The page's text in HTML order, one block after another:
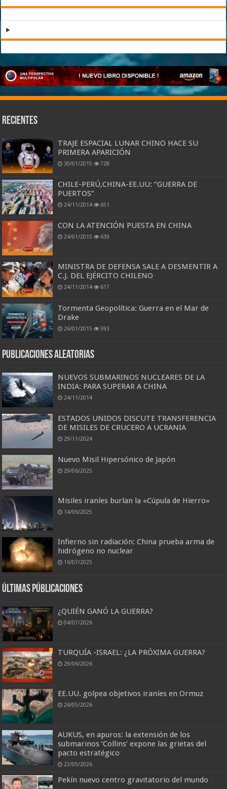
Recientes
TRAJE ESPACIAL LUNAR CHINO HACE SU
PRIMERA APARICIÓN
30/01/2015 728
CHILE-PERÚ,CHINA-EE.UU: “GUERRA DE
PUERTOS”
24/11/2014 651
CON LA ATENCIÓN PUESTA EN CHINA
24/01/2015 639
MINISTRA DE DEFENSA SALE A DESMENTIR A
C.J. DEL EJÉRCITO CHILENO
24/11/2014 617
Tormenta Geopolítica: Guerra en el Mar de
Drake
26/01/2015 593
Publicaciones aleatorias
NUEVOS SUBMARINOS NUCLEARES DE LA
INDIA: PARA SUPERAR A CHINA
24/11/2014
ESTADOS UNIDOS DISCUTE TRANSFERENCIA
DE MISILES DE CRUCERO A UCRANIA
29/11/2024
Nuevo Misil Hipersónico de Japón
29/06/2025
Misiles iraníes burlan la «Cúpula de Hierro»
14/06/2025
Infierno sin radiación: China prueba arma de
hidrógeno no nuclear
16/07/2025
Últimas Públicaciones
¿QUIÉN GANÓ LA GUERRA?
04/07/2026
TURQUÍA -ISRAEL: ¿LA PRÓXIMA GUERRA?
29/06/2026
EE.UU. golpea objetivos iraníes en Ormuz
26/05/2026
AUKUS, en apuros: la extensión de los
submarinos ‘Collins’ expone las grietas del
pacto estratégico
22/05/2026
Pekín nuevo centro gravitatorio del mundo